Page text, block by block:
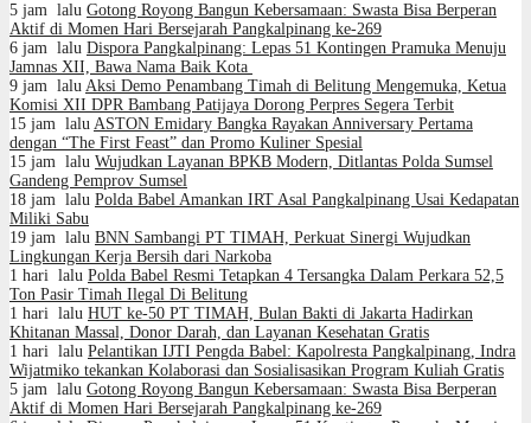
5 jam lalu Gotong Royong Bangun Kebersamaan: Swasta Bisa Berperan
Aktif di Momen Hari Bersejarah Pangkalpinang ke-269
6 jam lalu Dispora Pangkalpinang: Lepas 51 Kontingen Pramuka Menuju
Jamnas XII, Bawa Nama Baik Kota
9 jam lalu Aksi Demo Penambang Timah di Belitung Mengemuka, Ketua
Komisi XII DPR Bambang Patijaya Dorong Perpres Segera Terbit
15 jam lalu ASTON Emidary Bangka Rayakan Anniversary Pertama
dengan “The First Feast” dan Promo Kuliner Spesial
15 jam lalu Wujudkan Layanan BPKB Modern, Ditlantas Polda Sumsel
Gandeng Pemprov Sumsel
18 jam lalu Polda Babel Amankan IRT Asal Pangkalpinang Usai Kedapatan
Miliki Sabu
19 jam lalu BNN Sambangi PT TIMAH, Perkuat Sinergi Wujudkan
Lingkungan Kerja Bersih dari Narkoba
1 hari lalu Polda Babel Resmi Tetapkan 4 Tersangka Dalam Perkara 52,5
Ton Pasir Timah Ilegal Di Belitung
1 hari lalu HUT ke-50 PT TIMAH, Bulan Bakti di Jakarta Hadirkan
Khitanan Massal, Donor Darah, dan Layanan Kesehatan Gratis
1 hari lalu Pelantikan IJTI Pengda Babel: Kapolresta Pangkalpinang, Indra
Wijatmiko tekankan Kolaborasi dan Sosialisasikan Program Kuliah Gratis
5 jam lalu Gotong Royong Bangun Kebersamaan: Swasta Bisa Berperan
Aktif di Momen Hari Bersejarah Pangkalpinang ke-269